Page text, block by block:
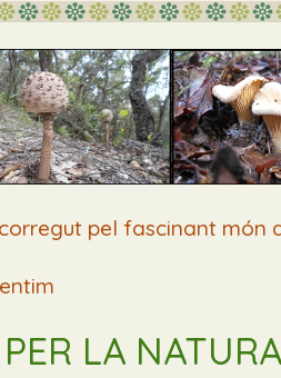
pel fascinant món
LA NATURA